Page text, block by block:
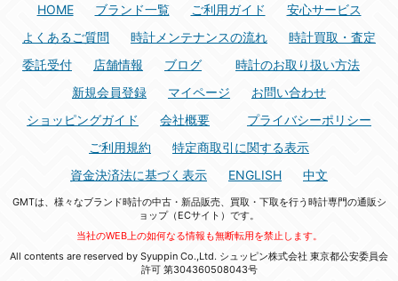
HOME ブランド一覧 ご利用ガイド
安心サービス
よくあるご質問
時計メンテナンスの流れ
時計買取・査定
委託受付
店舗情報 ブログ
時計のお取り扱い方法
新規会員登録
マイページ
お問い合わせ
ショッピングガイド
会社概要
プライバシーポリシー
ご利用規約
特定商取引に関する表示
資金決済法に基づく表示
ENGLISH 中文
GMTは、様々なブランド時計の中古・新品販売、買取・下取を行う時計専門の通販シ
ョップ（ECサイト）です。
当社のWEB上の如何なる情報も無断転用を禁止します。
All contents are reserved by Syuppin Co.,Ltd. シュッピン株式会社 東京都公安委員会
許可 第304360508043号